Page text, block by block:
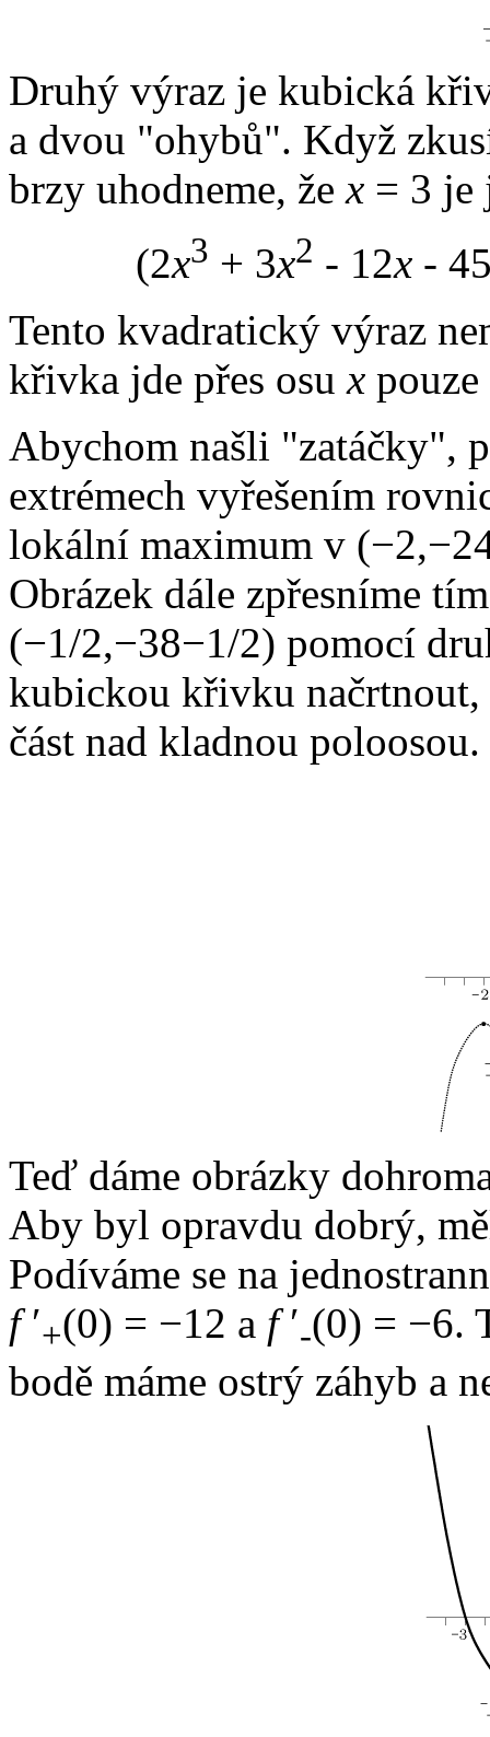
Druhý výraz je kubická
a dvou "ohybů". Když
brzy uhodneme, žex = 3 je
(2x3 + 3x2 - 12x-
Tento kvadratický výraz
křivka jde přes osux
Abychom našli "zatáčky",
extrémech vyřešením
lokální maximum v
Obrázek dále zpřesníme
(−1/2,−38−1/2) pomocí
kubickou křivku načrtnout,
část nad kladnou poloosou.
Teď dáme obrázky
Aby byl opravdu dobrý,
Podíváme se na
f′+(0) = −12 a f′-(0) = −6.
bodě máme ostrý záhyb a